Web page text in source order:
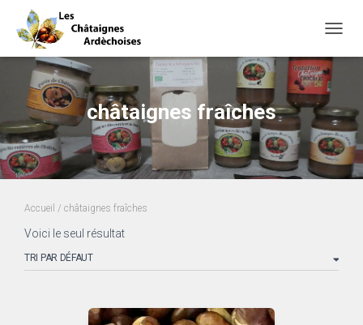
châtaignes fraîches
Accueil / châtaignes fraîches
Voici le seul résultat